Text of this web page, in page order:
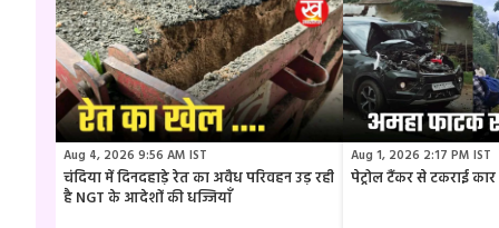
Aug 4, 2026 9:56 AM IST
चंदिया में दिनदहाड़े रेत का अवैध परिवहन उड़ रही
है NGT के आदेशों की धज्जियाँ
Aug 1, 2026 2:17 PM IST
पेट्रोल टैंकर से टकराई